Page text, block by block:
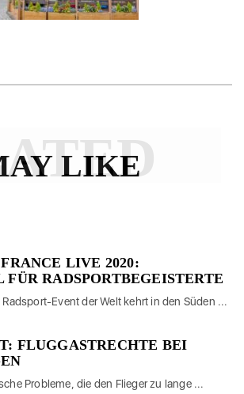
LIKE
LIVE 2020:
RADSPORTBEGEISTERTE
Event der Welt kehrt in den Süden ...
FLUGGASTRECHTE BEI
Probleme, die den Flieger zu lange ...